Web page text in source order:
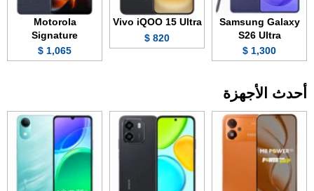
Samsung Galaxy
S26 Ultra
1,300 $
Vivo iQOO 15 Ultra
820 $
Motorola
Signature
1,065 $
أحدث الأجهزة